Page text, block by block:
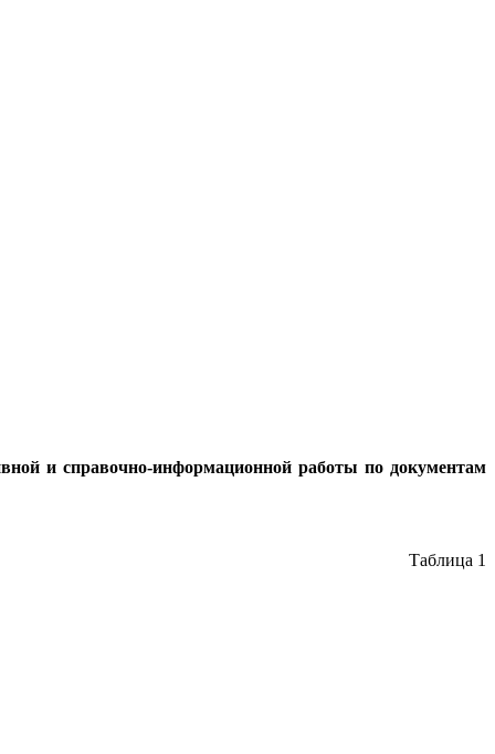
и справочно-информационной работы по документам
Таблица 1